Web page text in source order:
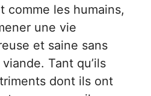
comme les humains,
une vie
et saine sans
Tant qu’ils
dont ils ont